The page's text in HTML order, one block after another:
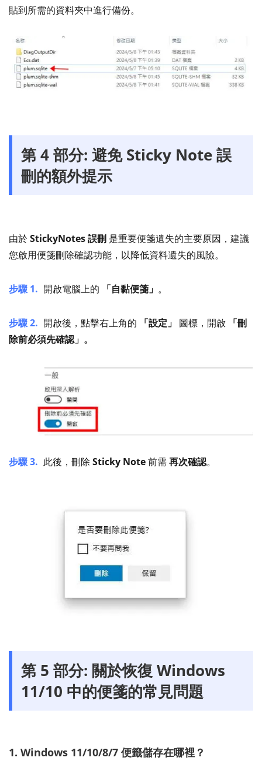
貼到所需的資料夾中進行備份。
第 4 部分: 避免 Sticky Note 誤
刪的額外提示
由於StickyNotes 誤刪 是重要便箋遺失的主要原因，建議
您啟用便箋刪除確認功能，以降低資料遺失的風險。
步驟 1. 開啟電腦上的 「自黏便箋」 。
步驟 2. 開啟後，點擊右上角的 「設定」 圖標，開啟 「刪
除前必須先確認」。
步驟 3. 此後，刪除 Sticky Note前需 再次確認。
第 5 部分: 關於恢復 Windows
11/10 中的便箋的常見問題
1. Windows 11/10/8/7 便籤儲存在哪裡？